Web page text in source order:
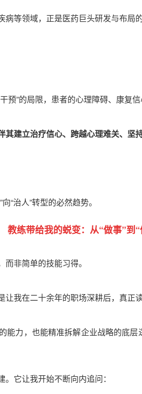
等领域，正是医药巨头研发与布
预”的局限，患者的心理障碍、康复
建立治疗信心、跨越心理难关、坚
”向“治人”转型的必然趋势。
教练带给我的蜕变： 从“做事”到
非简单的技能习得。
我在二十余年的职场深耕后，真正
力，也能精准拆解企业战略的底层
它让我开始不断向内追问：